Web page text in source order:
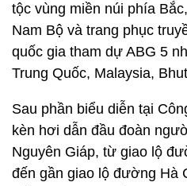
tộc vùng miền núi phía
Nam Bộ và trang phục
quốc gia tham dự ABG 5
Trung Quốc, Malaysia,
Sau phần biểu diễn tại
kèn hơi dẫn đầu đoàn
Nguyên Giáp, từ giao lộ
đến gần giao lộ đường Hà